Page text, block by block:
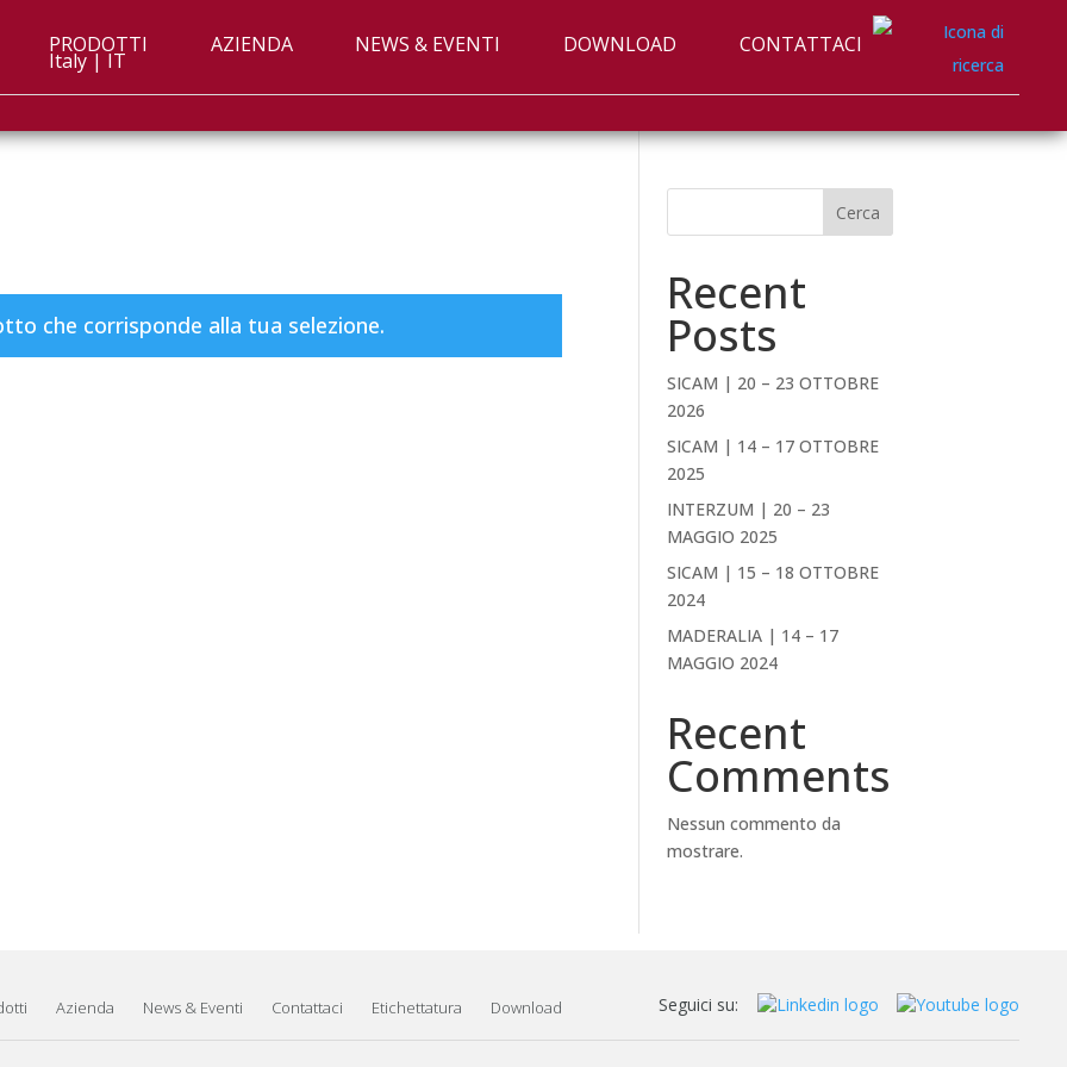
PRODOTTI AZIENDA NEWS & EVENTI DOWNLOAD CONTATTACI
Italy | IT
che corrisponde alla tua selezione.
Cerca
Recent
Posts
SICAM | 20 – 23 OTTOBRE
2026
SICAM | 14 – 17 OTTOBRE
2025
INTERZUM | 20 – 23
MAGGIO 2025
SICAM | 15 – 18 OTTOBRE
2024
MADERALIA | 14 – 17
MAGGIO 2024
Recent
Comments
Nessun commento da
mostrare.
Azienda News & Eventi Contattaci Etichettatura Download Seguici su: